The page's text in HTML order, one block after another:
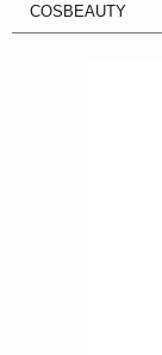
COSBEAUTY